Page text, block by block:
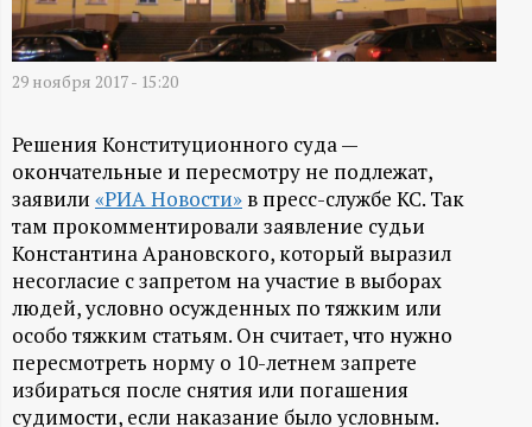
Д
А
Н
-
и
н
ф
29 ноября 2017 - 15:20
Решения Конституционного суда —
окончательные и пересмотру не подлежат,
заявили «РИА Новости» в пресс-службе КС. Так
там прокомментировали заявление судьи
Константина Арановского, который выразил
несогласие с запретом на участие в выборах
людей, условно осужденных по тяжким или
особо тяжким статьям. Он считает, что нужно
пересмотреть норму о 10-летнем запрете
избираться после снятия или погашения
судимости, если наказание было условным.